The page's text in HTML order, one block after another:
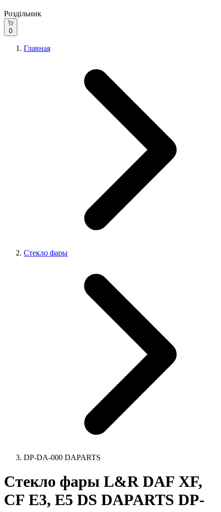
Роздільник
0
Главная
Стекло фары
DP-DA-000 DAPARTS
Стекло фары L&R DAF XF,
CF E3, E5 DS DAPARTS DP-